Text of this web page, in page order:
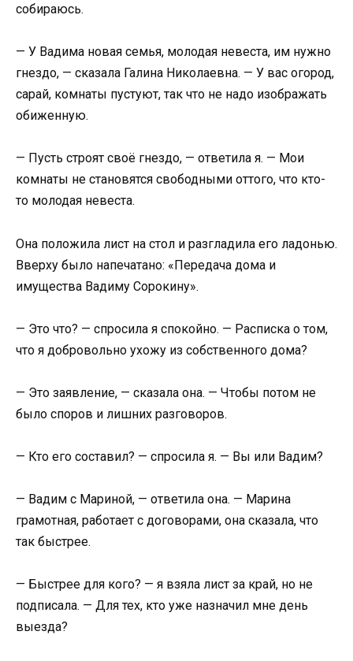
собираюсь.
— У Вадима новая семья, молодая невеста, им нужно
гнездо, — сказала Галина Николаевна. — У вас огород,
сарай, комнаты пустуют, так что не надо изображать
обиженную.
— Пусть строят своё гнездо, — ответила я. — Мои
комнаты не становятся свободными оттого, что кто-
то молодая невеста.
Она положила лист на стол и разгладила его ладонью.
Вверху было напечатано: «Передача дома и
имущества Вадиму Сорокину».
— Это что? — спросила я спокойно. — Расписка о том,
что я добровольно ухожу из собственного дома?
— Это заявление, — сказала она. — Чтобы потом не
было споров и лишних разговоров.
— Кто его составил? — спросила я. — Вы или Вадим?
— Вадим с Мариной, — ответила она. — Марина
грамотная, работает с договорами, она сказала, что
так быстрее.
— Быстрее для кого? — я взяла лист за край, но не
подписала. — Для тех, кто уже назначил мне день
выезда?